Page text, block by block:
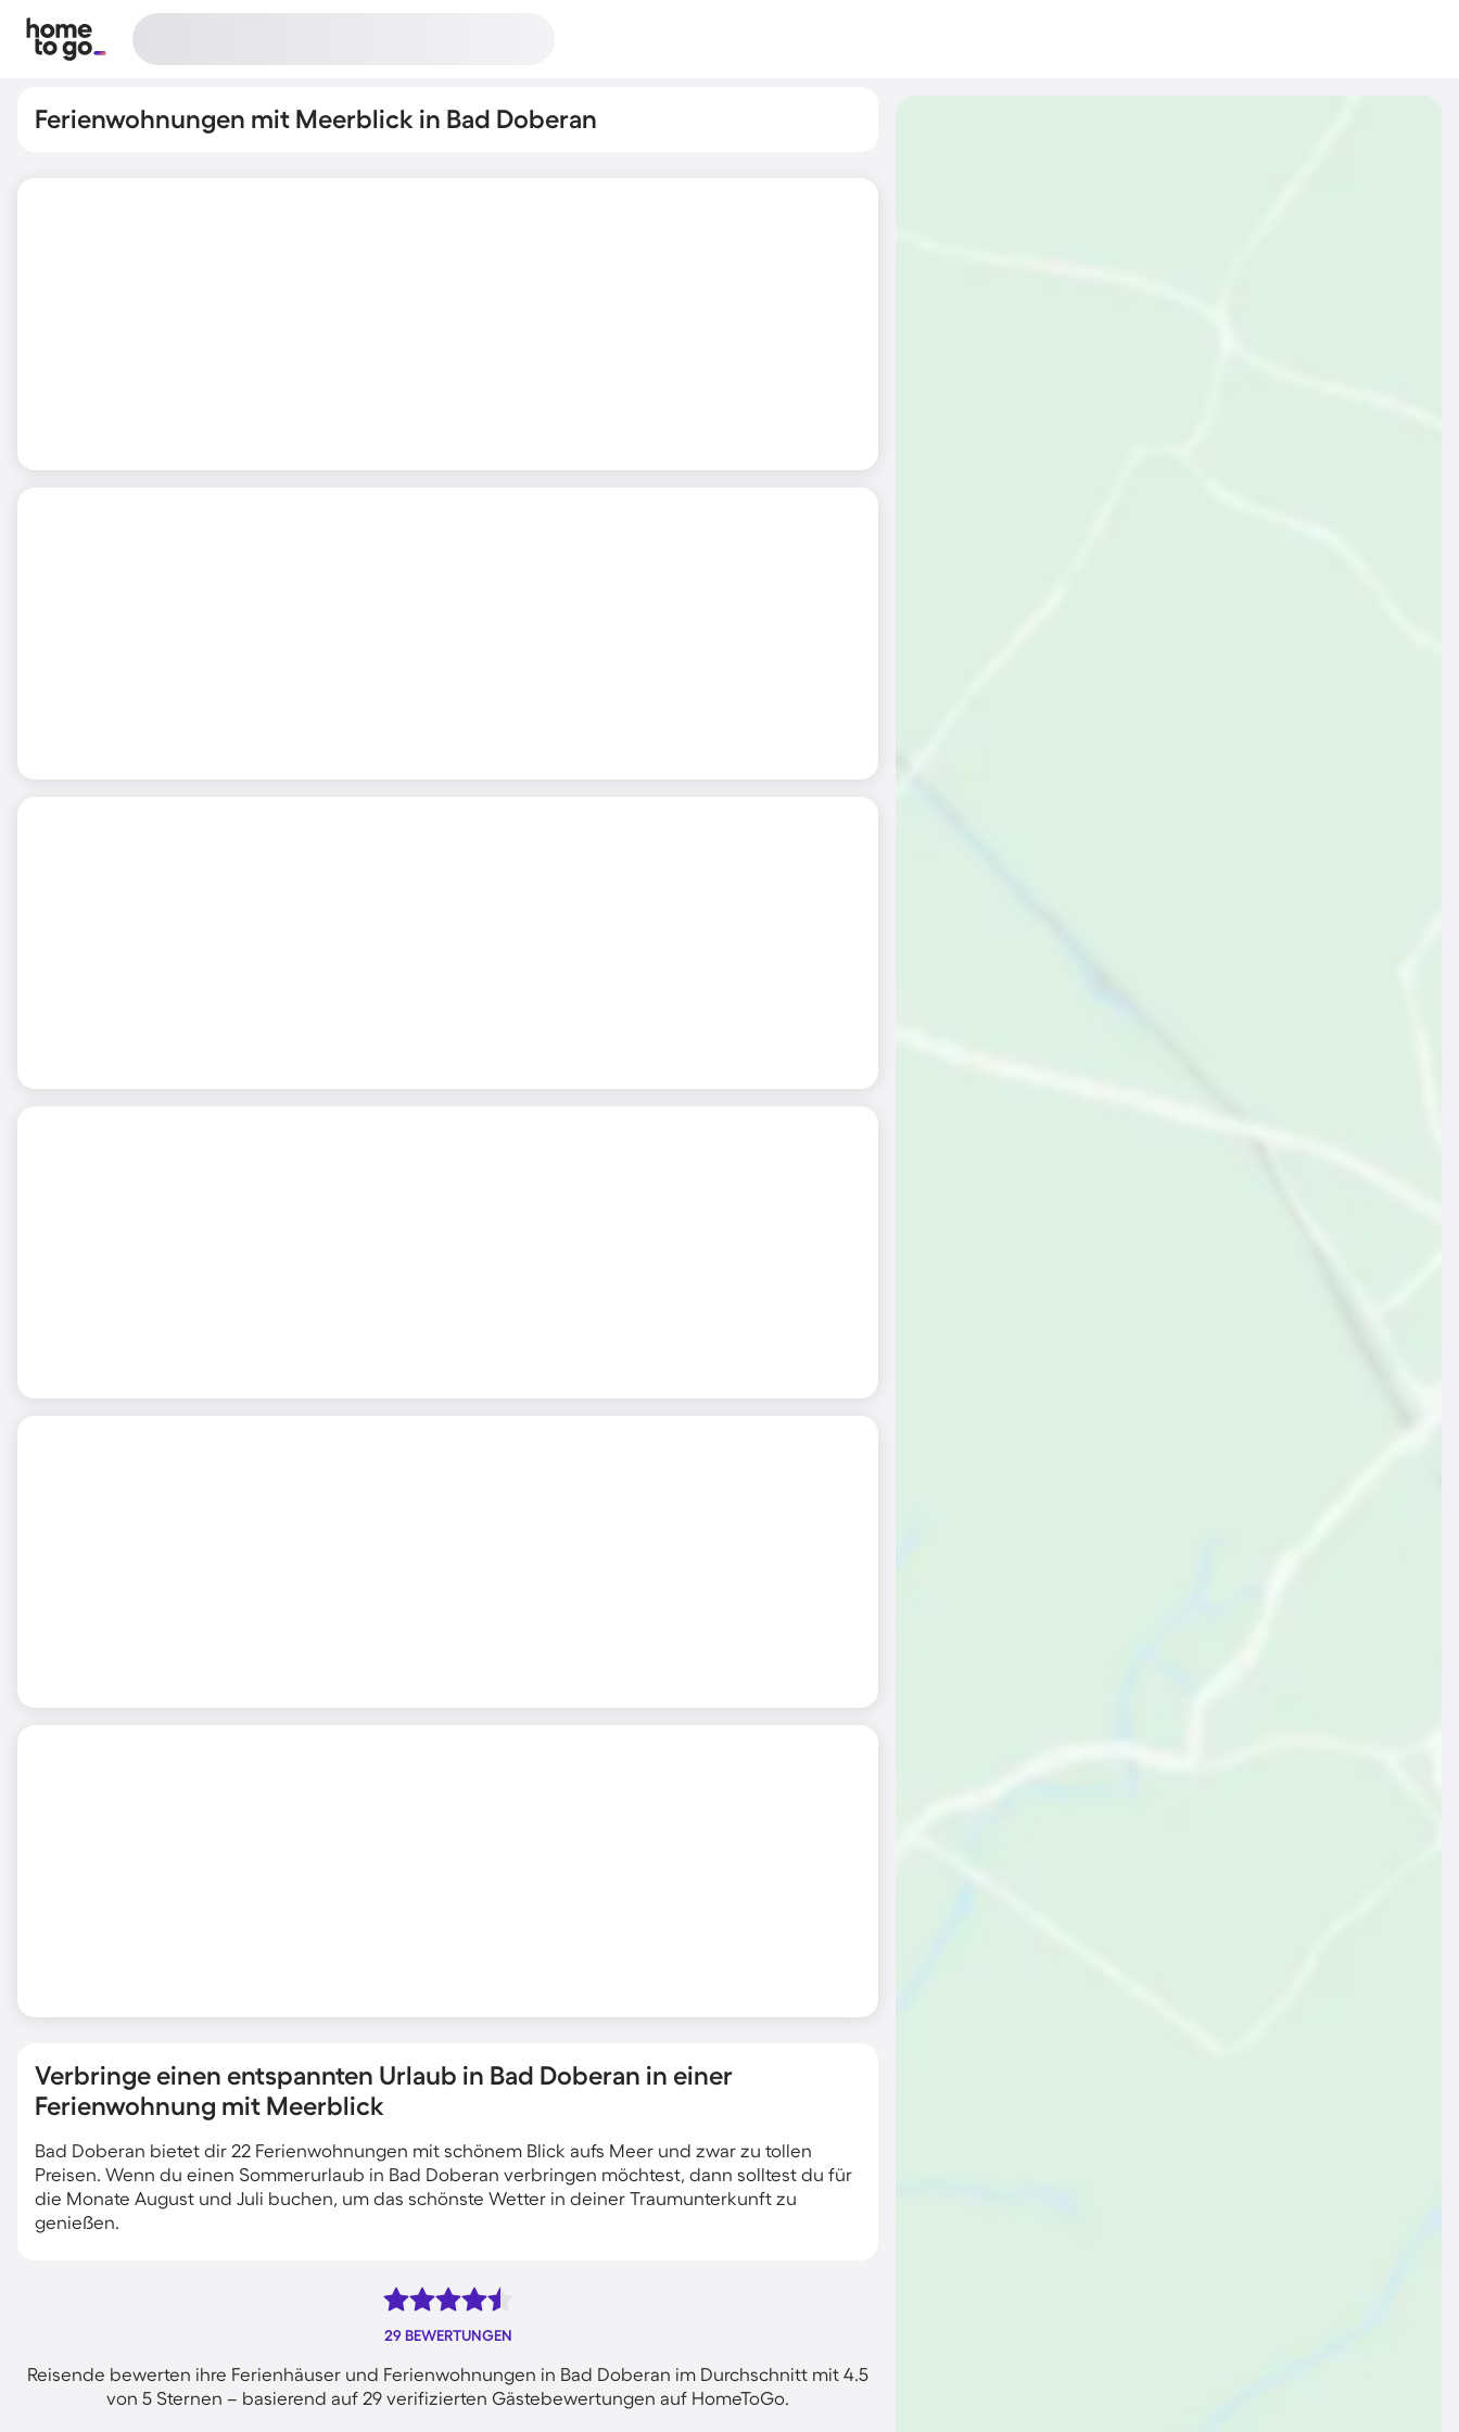
Ferienwohnungen mit Meerblick in Bad Doberan
Verbringe einen entspannten Urlaub in Bad Doberan in einer
Ferienwohnung mit Meerblick
Bad Doberan bietet dir 22 Ferienwohnungen mit schönem Blick aufs Meer und zwar zu tollen
Preisen. Wenn du einen Sommerurlaub in Bad Doberan verbringen möchtest, dann solltest du für
die Monate August und Juli buchen, um das schönste Wetter in deiner Traumunterkunft zu
genießen.
29 BEWERTUNGEN
Reisende bewerten ihre Ferienhäuser und Ferienwohnungen in Bad Doberan im Durchschnitt mit 4.5
von 5 Sternen – basierend auf 29 verifizierten Gästebewertungen auf HomeToGo.